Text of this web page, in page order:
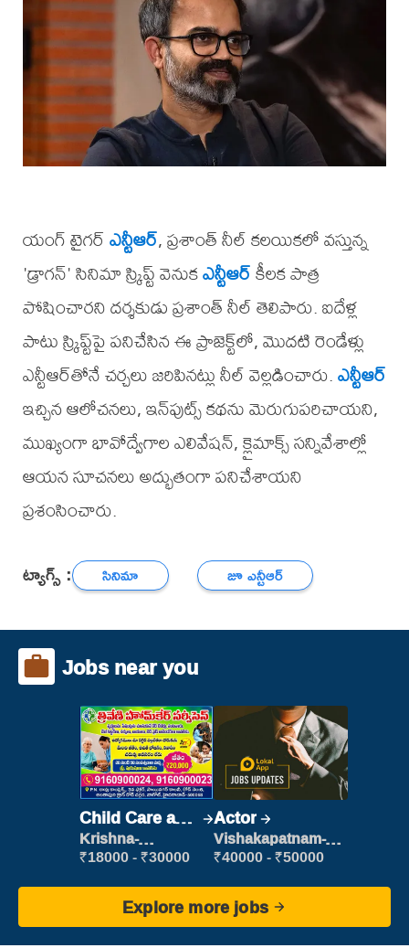
యంగ్ టైగర్ఎన్టీఆర్, ప్రశాంత్ నీల్ కలయికలో వస్తున్న
'డ్రాగన్' సినిమా స్క్రిప్ట్ వెనుకఎన్టీఆర్కీలక పాత్ర
పోషించారని దర్శకుడు ప్రశాంత్ నీల్ తెలిపారు. ఐదేళ్ల
పాటు స్క్రిప్ట్‌పై పనిచేసిన ఈ ప్రాజెక్ట్‌లో, మొదటి రెండేళ్లు
ఎన్టీఆర్‌తోనే చర్చలు జరిపినట్లు నీల్ వెల్లడించారు.ఎన్టీఆర్
ఇచ్చిన ఆలోచనలు, ఇన్‌పుట్స్ కథను మెరుగుపరిచాయని,
ముఖ్యంగా భావోద్వేగాల ఎలివేషన్, క్లైమాక్స్ సన్నివేశాల్లో
ఆయన సూచనలు అద్భుతంగా పనిచేశాయని
ప్రశంసించారు.
ట్యాగ్స్ : సినిమా జూ ఎన్టీఆర్
Jobs near you
Child Care and
Patient care
Krishna-
vijayawada
₹18000 - ₹30000
Actor
Vishakapatnam-
new
₹40000 - ₹50000
Explore more jobs